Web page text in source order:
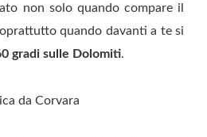
non solo quando compare il
quando davanti a te si
gradi sulle Dolomiti.